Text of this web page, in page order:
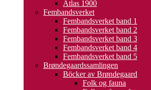
Atlas 1900
Fembandsverket
Fembandsverket band 1
Fembandsverket band 2
Fembandsverket band 3
Fembandsverket band 4
Fembandsverket band 5
Brøndegaardssamlingen
Böcker av Brøndegaard
Folk og fauna